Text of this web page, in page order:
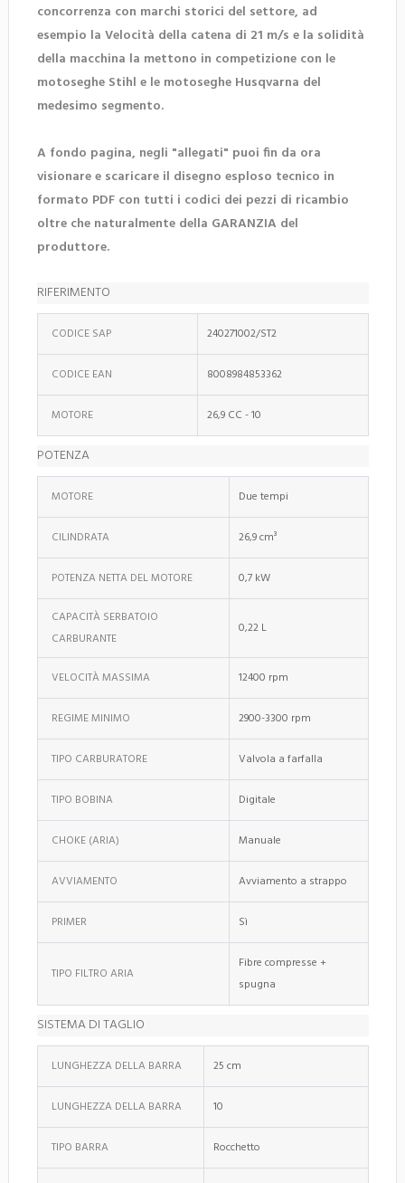
concorrenza con marchi storici del settore, ad
esempio la Velocità della catena di 21 m/s e la solidità
della macchina la mettono in competizione con le
motoseghe Stihl e le motoseghe Husqvarna del
medesimo segmento.
A fondo pagina, negli "allegati" puoi fin da ora
visionare e scaricare il disegno esploso tecnico in
formato PDF con tutti i codici dei pezzi di ricambio
oltre che naturalmente della GARANZIA del
produttore.
RIFERIMENTO
CODICE SAP 240271002/ST2
CODICE EAN 8008984853362
MOTORE 26,9 CC - 10
POTENZA
MOTORE Due tempi
CILINDRATA 26,9 cm³
POTENZA NETTA DEL MOTORE 0,7 kW
CAPACITÀ SERBATOIO
CARBURANTE
0,22 L
VELOCITÀ MASSIMA 12400 rpm
REGIME MINIMO 2900-3300 rpm
TIPO CARBURATORE Valvola a farfalla
TIPO BOBINA Digitale
CHOKE (ARIA) Manuale
AVVIAMENTO Avviamento a strappo
PRIMER Sì
TIPO FILTRO ARIA
Fibre compresse +
spugna
SISTEMA DI TAGLIO
LUNGHEZZA DELLA BARRA 25 cm
LUNGHEZZA DELLA BARRA 10
TIPO BARRA Rocchetto